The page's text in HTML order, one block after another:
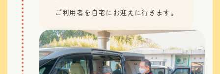
ご利用者を自宅にお迎えに行きます。